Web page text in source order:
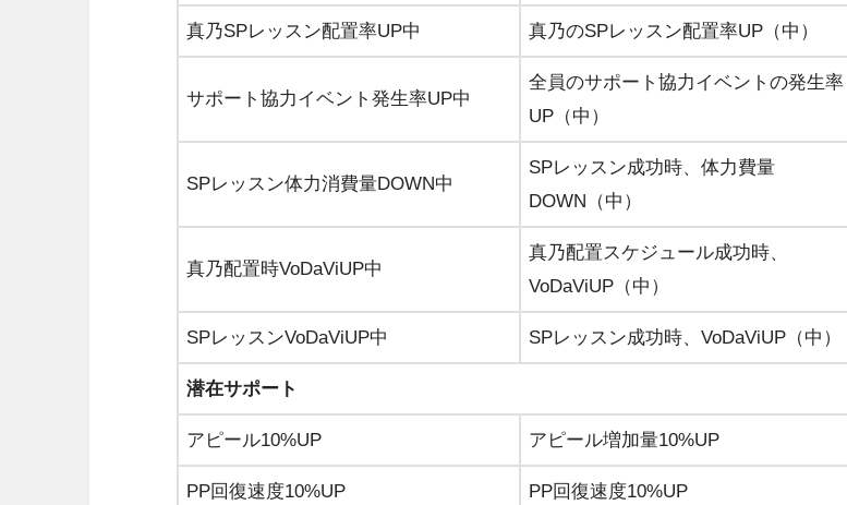
真乃SPレッスン配置率UP中 真乃のSPレッスン配置率UP（中）
サポート協力イベント発生率UP中
全員のサポート協力イベントの発生率
UP（中）
SPレッスン体力消費量DOWN中
SPレッスン成功時、体力費量
DOWN（中）
真乃配置時VoDaViUP中
真乃配置スケジュール成功時、
VoDaViUP（中）
SPレッスンVoDaViUP中 SPレッスン成功時、VoDaViUP（中）
潜在サポート
アピール10%UP アピール増加量10%UP
PP回復速度10%UP PP回復速度10%UP